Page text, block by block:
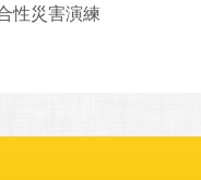
性災害演練